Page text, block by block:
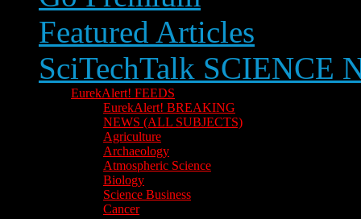
Featured Articles
SciTechTalk SCIENCE
EurekAlert! FEEDS
EurekAlert! BREAKING
NEWS (ALL SUBJECTS)
Agriculture
Archaeology
Atmospheric Science
Biology
Science Business
Cancer